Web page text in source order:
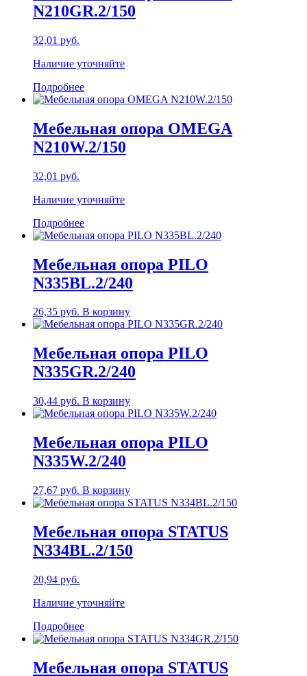
N210GR.2/150
32,01 руб.
Наличие уточняйте
Подробнее
Мебельная опора OMEGA
N210W.2/150
32,01 руб.
Наличие уточняйте
Подробнее
Мебельная опора PILO
N335BL.2/240
26,35 руб. В корзину
Мебельная опора PILO
N335GR.2/240
30,44 руб. В корзину
Мебельная опора PILO
N335W.2/240
27,67 руб. В корзину
Мебельная опора STATUS
N334BL.2/150
20,94 руб.
Наличие уточняйте
Подробнее
Мебельная опора STATUS